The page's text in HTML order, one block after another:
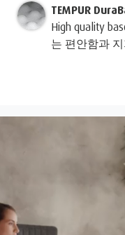
TEMPUR
High quality
는 편안함과